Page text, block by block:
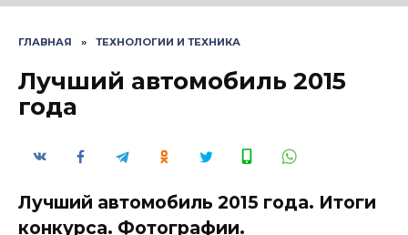
ГЛАВНАЯ » ТЕХНОЛОГИИ И ТЕХНИКА
Лучший автомобиль 2015
года
Лучший автомобиль 2015 года. Итоги
конкурса. Фотографии.